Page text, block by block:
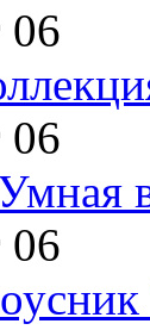
06
06
06